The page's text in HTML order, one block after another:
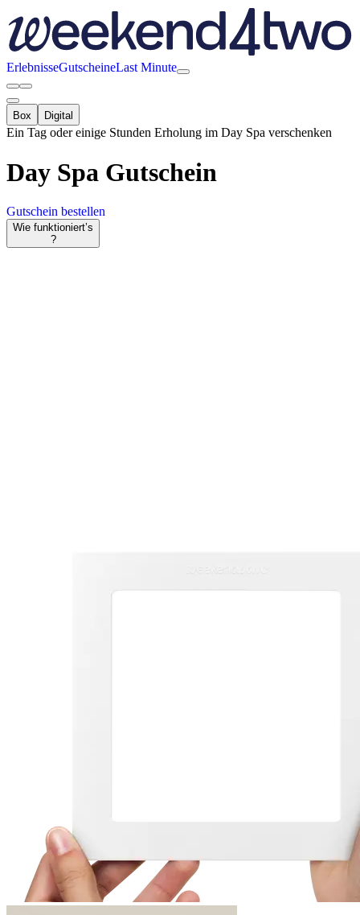
ErlebnisseGutscheineLast Minute
Box Digital
Ein Tag oder einige Stunden Erholung im Day Spa verschenken
Day Spa Gutschein
Gutschein bestellen
Wie funktioniert’s
?